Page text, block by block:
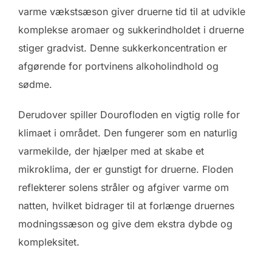
varme vækstsæson giver druerne tid til at udvikle
komplekse aromaer og sukkerindholdet i druerne
stiger gradvist. Denne sukkerkoncentration er
afgørende for portvinens alkoholindhold og
sødme.
Derudover spiller Dourofloden en vigtig rolle for
klimaet i området. Den fungerer som en naturlig
varmekilde, der hjælper med at skabe et
mikroklima, der er gunstigt for druerne. Floden
reflekterer solens stråler og afgiver varme om
natten, hvilket bidrager til at forlænge druernes
modningssæson og give dem ekstra dybde og
kompleksitet.